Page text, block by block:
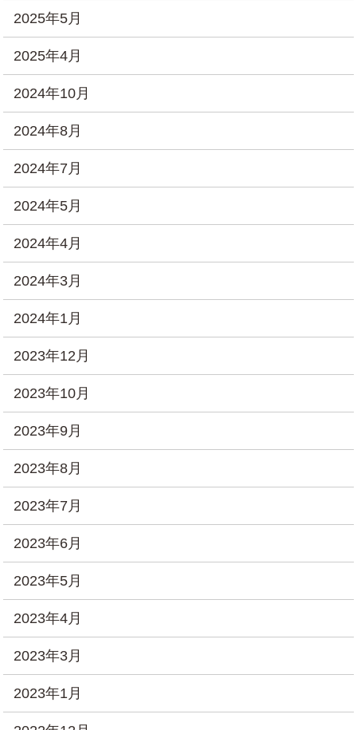
2025年5月
2025年4月
2024年10月
2024年8月
2024年7月
2024年5月
2024年4月
2024年3月
2024年1月
2023年12月
2023年10月
2023年9月
2023年8月
2023年7月
2023年6月
2023年5月
2023年4月
2023年3月
2023年1月